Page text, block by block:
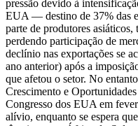
pressão devido à
EUA — destino de 37% das
parte de produtores
perdendo participação de
declínio nas exportações se
ano anterior) após a
que afetou o setor. No
Crescimento e
Congresso dos EUA em
alívio, enquanto se espera